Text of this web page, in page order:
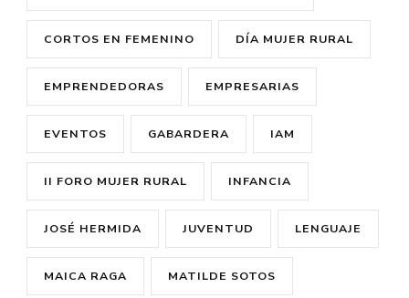
CORTOS EN FEMENINO DÍA MUJER RURAL
EMPRENDEDORAS EMPRESARIAS
EVENTOS GABARDERA IAM
II FORO MUJER RURAL INFANCIA
JOSÉ HERMIDA JUVENTUD LENGUAJE
MAICA RAGA MATILDE SOTOS